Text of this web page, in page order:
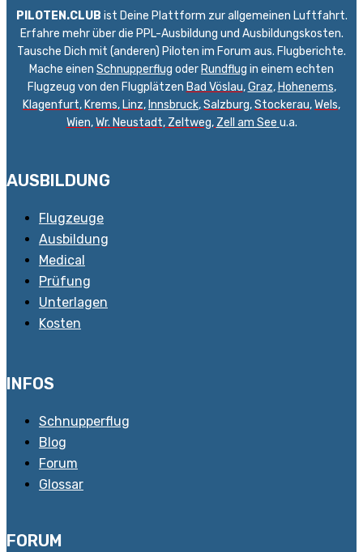
PILOTEN.CLUB ist Deine Plattform zur allgemeinen Luftfahrt.
Erfahre mehr über die PPL-Ausbildung und Ausbildungskosten.
Tausche Dich mit (anderen) Piloten im Forum aus. Flugberichte.
Mache einen Schnupperflug oder Rundflug in einem echten
Flugzeug von den Flugplätzen Bad Vöslau,Graz, Hohenems,
Klagenfurt, Krems, Linz, Innsbruck,Salzburg,Stockerau,Wels,
Wien,Wr. Neustadt, Zeltweg, Zell am See u.a.
AUSBILDUNG
Flugzeuge
Ausbildung
Medical
Prüfung
Unterlagen
Kosten
INFOS
Schnupperflug
Blog
Forum
Glossar
FORUM